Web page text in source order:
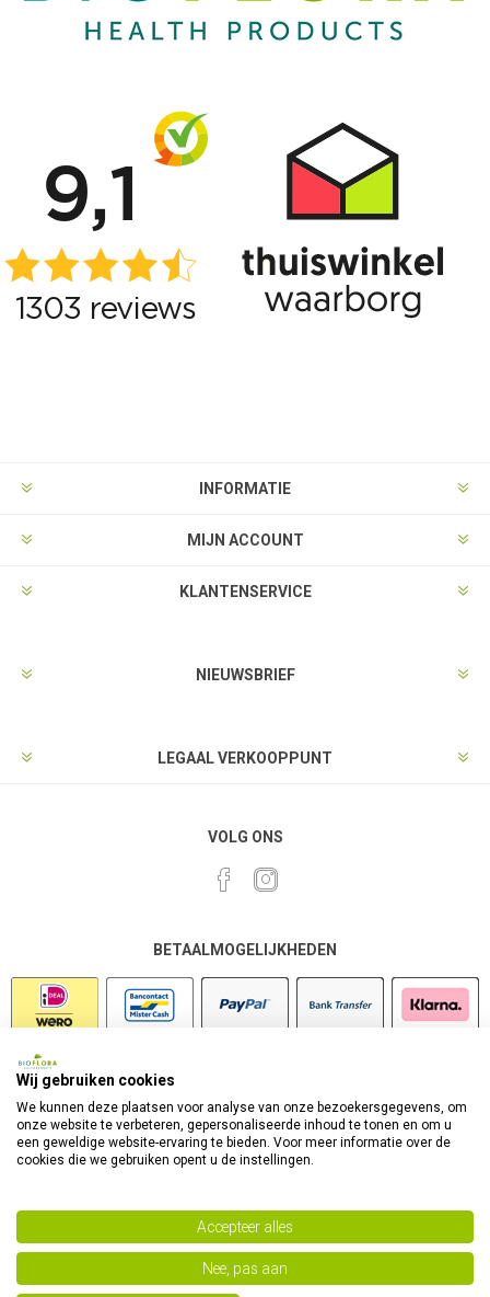
INFORMATIE
MIJN ACCOUNT
KLANTENSERVICE
NIEUWSBRIEF
LEGAAL VERKOOPPUNT
VOLG ONS
BETAALMOGELIJKHEDEN
Powered bynopCommerce
Wij gebruiken cookies
We kunnen deze plaatsen voor analyse van onze bezoekersgegevens, om
onze website te verbeteren, gepersonaliseerde inhoud te tonen en om u
een geweldige website-ervaring te bieden. Voor meer informatie over de
cookies die we gebruiken opent u de instellingen.
Accepteer alles
Nee, pas aan